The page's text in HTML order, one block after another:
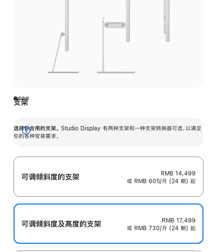
支架
选择你合用的支架。 Studio Display 有两种支架和一种支架转换器可选，以满足
你的各种安装需求。
展
可调倾斜度的支架
RMB 14,499
或 RMB 605/月 (24 期) 起
可调倾斜度及高‍度的支‍架
RMB 17,499
或 RMB 730/月 (24 期) 起